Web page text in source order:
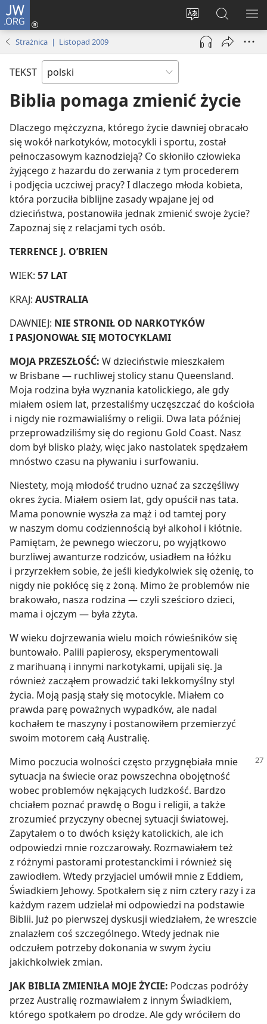
JW.ORG
Wybór
języka
Logowanie
(opens
window)
Szukaj
na
JW.ORG
Strażnica | Listopad 2009
TEKST
Biblia pomaga zmienić życie
Dlaczego mężczyzna, którego życie dawniej obracało
się wokół narkotyków, motocykli i sportu, został
pełnoczasowym kaznodzieją? Co skłoniło człowieka
żyjącego z hazardu do zerwania z tym procederem
i podjęcia uczciwej pracy? I dlaczego młoda kobieta,
która porzuciła biblijne zasady wpajane jej od
dzieciństwa, postanowiła jednak zmienić swoje życie?
Zapoznaj się z relacjami tych osób.
TERRENCE J. O’BRIEN
WIEK: 57 LAT
KRAJ: AUSTRALIA
DAWNIEJ: NIE STRONIŁ OD NARKOTYKÓW
I PASJONOWAŁ SIĘ MOTOCYKLAMI
MOJA PRZESZŁOŚĆ: W dzieciństwie mieszkałem
w Brisbane — ruchliwej stolicy stanu Queensland.
Moja rodzina była wyznania katolickiego, ale gdy
miałem osiem lat, przestaliśmy uczęszczać do kościoła
i nigdy nie rozmawialiśmy o religii. Dwa lata później
przeprowadziliśmy się do regionu Gold Coast. Nasz
dom był blisko plaży, więc jako nastolatek spędzałem
mnóstwo czasu na pływaniu i surfowaniu.
Niestety, moją młodość trudno uznać za szczęśliwy
okres życia. Miałem osiem lat, gdy opuścił nas tata.
Mama ponownie wyszła za mąż i od tamtej pory
w naszym domu codziennością był alkohol i kłótnie.
Pamiętam, że pewnego wieczoru, po wyjątkowo
burzliwej awanturze rodziców, usiadłem na łóżku
i przyrzekłem sobie, że jeśli kiedykolwiek się ożenię, to
nigdy nie pokłócę się z żoną. Mimo że problemów nie
brakowało, nasza rodzina — czyli sześcioro dzieci,
mama i ojczym — była zżyta.
W wieku dojrzewania wielu moich rówieśników się
buntowało. Palili papierosy, eksperymentowali
z marihuaną i innymi narkotykami, upijali się. Ja
również zacząłem prowadzić taki lekkomyślny styl
życia. Moją pasją stały się motocykle. Miałem co
prawda parę poważnych wypadków, ale nadal
kochałem te maszyny i postanowiłem przemierzyć
swoim motorem całą Australię.
Mimo poczucia wolności często przygnębiała mnie
sytuacja na świecie oraz powszechna obojętność
wobec problemów nękających ludzkość. Bardzo
chciałem poznać prawdę o Bogu i religii, a także
zrozumieć przyczyny obecnej sytuacji światowej.
Zapytałem o to dwóch księży katolickich, ale ich
odpowiedzi mnie rozczarowały. Rozmawiałem też
z różnymi pastorami protestanckimi i również się
zawiodłem. Wtedy przyjaciel umówił mnie z Eddiem,
Świadkiem Jehowy. Spotkałem się z nim cztery razy i za
każdym razem udzielał mi odpowiedzi na podstawie
Biblii. Już po pierwszej dyskusji wiedziałem, że wreszcie
znalazłem coś szczególnego. Wtedy jednak nie
odczułem potrzeby dokonania w swym życiu
jakichkolwiek zmian.
JAK BIBLIA ZMIENIŁA MOJE ŻYCIE: Podczas podróży
przez Australię rozmawiałem z innym Świadkiem,
którego spotkałem po drodze. Ale gdy wróciłem do